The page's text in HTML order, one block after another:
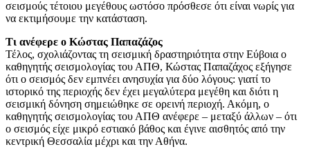
σεισμούς τέτοιου μεγέθους ωστόσο πρόσθεσε ότι είναι νωρίς για
να εκτιμήσουμε την κατάσταση.
Τι ανέφερε ο Κώστας Παπαζάζος
Τέλος, σχολιάζοντας τη σεισμική δραστηριότητα στην Εύβοια ο
καθηγητής σεισμολογίας του ΑΠΘ, Κώστας Παπαζάχος εξήγησε
ότι ο σεισμός δεν εμπνέει ανησυχία για δύο λόγους: γιατί το
ιστορικό της περιοχής δεν έχει μεγαλύτερα μεγέθη και διότι η
σεισμική δόνηση σημειώθηκε σε ορεινή περιοχή. Ακόμη, ο
καθηγητής σεισμολογίας του ΑΠΘ ανέφερε – μεταξύ άλλων – ότι
ο σεισμός είχε μικρό εστιακό βάθος και έγινε αισθητός από την
κεντρική Θεσσαλία μέχρι και την Αθήνα.